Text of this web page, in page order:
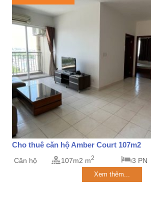
Cho thuê căn hộ Amber Court 107m2
Căn hộ 107m2 m2 3 PN
Xem thêm...